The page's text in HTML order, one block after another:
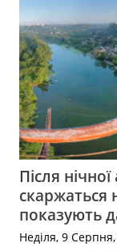
Після
скаржаться
показують
Неділя, 9